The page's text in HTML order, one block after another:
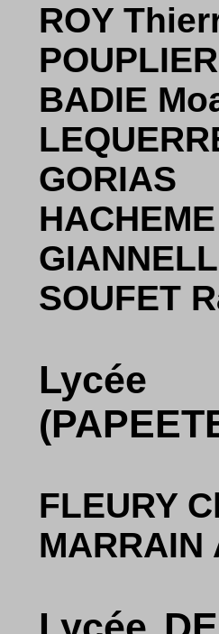
ROY
BADIE
GORIAS
SOUFET
Lycée
FLEURY
MARRAIN